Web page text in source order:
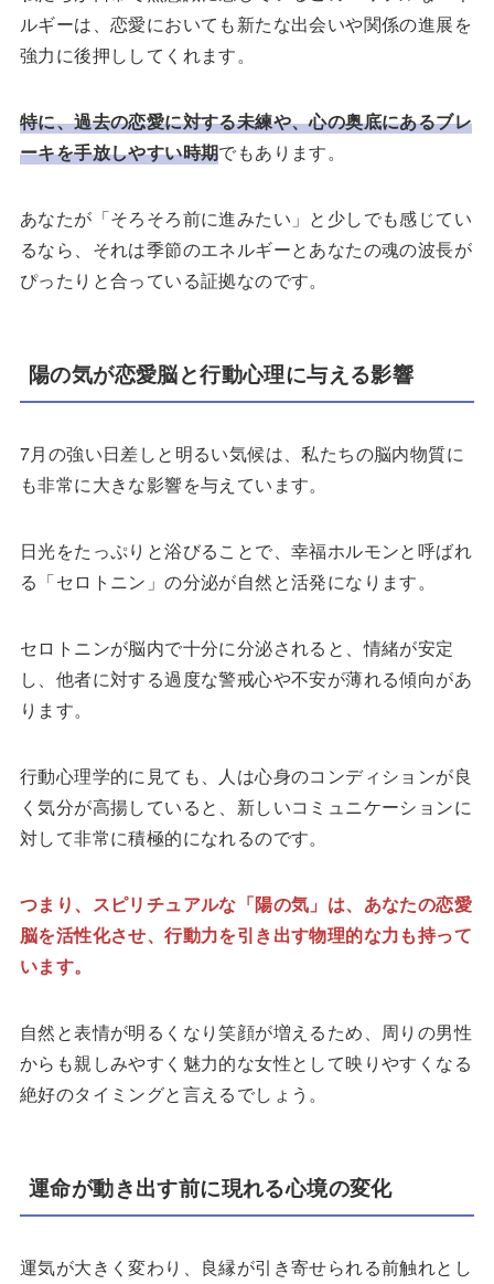
ルギーは、恋愛においても新たな出会いや関係の進展を
強力に後押ししてくれます。
特に、過去の恋愛に対する未練や、心の奥底にあるブレ
ーキを手放しやすい時期でもあります。
あなたが「そろそろ前に進みたい」と少しでも感じてい
るなら、それは季節のエネルギーとあなたの魂の波長が
ぴったりと合っている証拠なのです。
陽の気が恋愛脳と行動心理に与える影響
7月の強い日差しと明るい気候は、私たちの脳内物質に
も非常に大きな影響を与えています。
日光をたっぷりと浴びることで、幸福ホルモンと呼ばれ
る「セロトニン」の分泌が自然と活発になります。
セロトニンが脳内で十分に分泌されると、情緒が安定
し、他者に対する過度な警戒心や不安が薄れる傾向があ
ります。
行動心理学的に見ても、人は心身のコンディションが良
く気分が高揚していると、新しいコミュニケーションに
対して非常に積極的になれるのです。
つまり、スピリチュアルな「陽の気」は、あなたの恋愛
脳を活性化させ、行動力を引き出す物理的な力も持って
います。
自然と表情が明るくなり笑顔が増えるため、周りの男性
からも親しみやすく魅力的な女性として映りやすくなる
絶好のタイミングと言えるでしょう。
運命が動き出す前に現れる心境の変化
運気が大きく変わり、良縁が引き寄せられる前触れとし